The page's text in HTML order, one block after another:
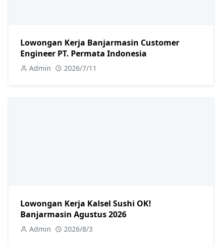
Lowongan Kerja Banjarmasin Customer
Engineer PT. Permata Indonesia
Admin 2026/7/11
Lowongan Kerja Kalsel Sushi OK!
Banjarmasin Agustus 2026
Admin 2026/8/3